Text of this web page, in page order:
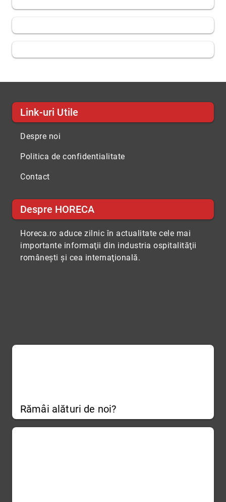
Link-uri Utile
Despre noi
Politica de confidentialitate
Contact
Despre HORECA
Horeca.ro aduce zilnic în actualitate cele mai
importante informaţii din industria ospitalităţii
româneşti şi cea internaţională.
Rămâi alături de noi?